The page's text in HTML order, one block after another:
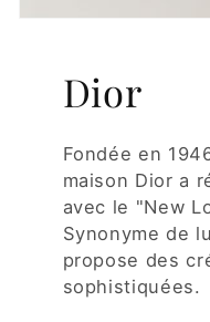
Dior
Fondée en
maison Dior a
avec le "New
Synonyme de
propose des
sophistiquées.